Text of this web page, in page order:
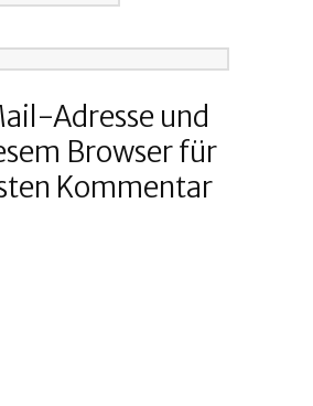
Adresse und
Browser für
Kommentar